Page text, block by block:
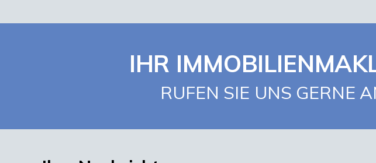
IHR
RUFEN SIE UNS GERNE